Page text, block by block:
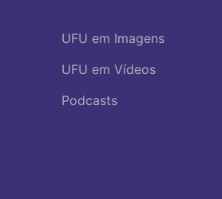
UFU em Imagens
UFU em Vídeos
Podcasts